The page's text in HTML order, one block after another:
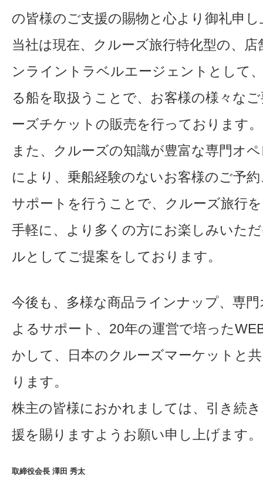
の皆様のご支援の賜物と心より御礼申
当社は現在、クルーズ旅行特化型の、
ンライントラベルエージェントとして
る船を取扱うことで、お客様の様々な
ーズチケットの販売を行っております。
また、クルーズの知識が豊富な専門オ
により、乗船経験のないお客様のご予
サポートを行うことで、クルーズ旅行
手軽に、より多くの方にお楽しみいた
ルとしてご提案をしております。
今後も、多様な商品ラインナップ、専
よるサポート、20年の運営で培った
かして、日本のクルーズマーケットと
ります。
株主の皆様におかれましては、引き続
援を賜りますようお願い申し上げます。
取締役会長 澤田 秀太